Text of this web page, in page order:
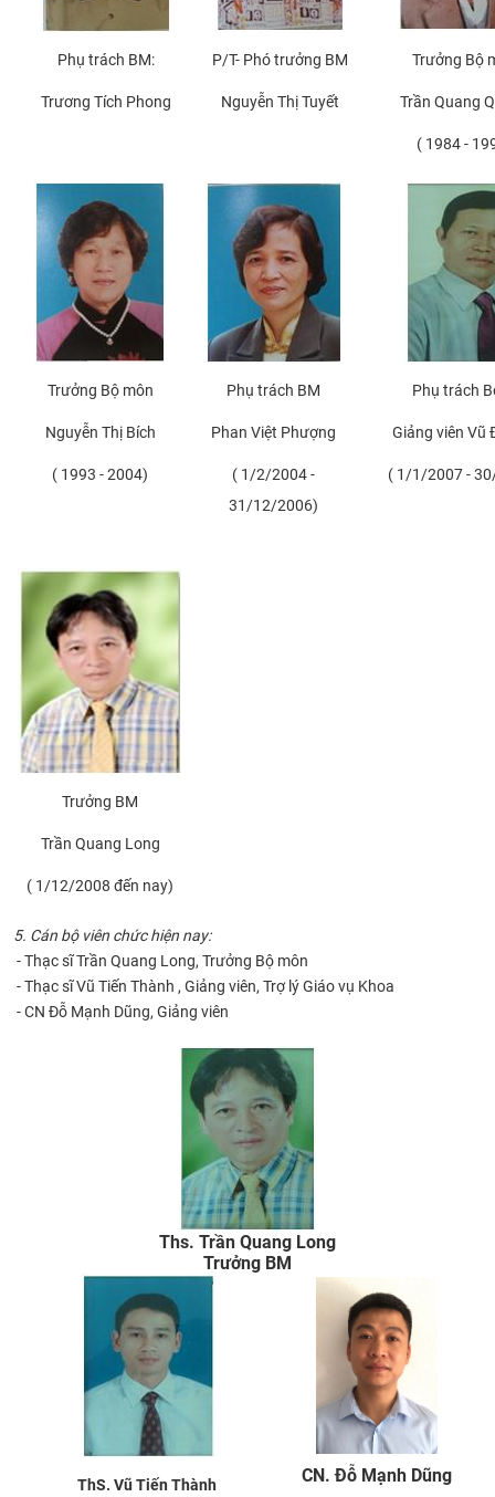
Phụ trách BM:
Trương Tích Phong
P/T- Phó trưởng BM
Nguyễn Thị Tuyết
Trưởng Bộ
Trần Quang
( 1984 -
Trưởng Bộ môn
Nguyễn Thị Bích
( 1993 - 2004)
Phụ trách BM
Phan Việt Phượng
( 1/2/2004 -
31/12/2006)
Phụ trách
Giảng viên Vũ
( 1/1/2007 -
Trưởng BM
Trần Quang Long
( 1/12/2008 đến nay)
5. Cán bộ viên chức hiện nay:
- Thạc sĩ Trần Quang Long, Trưởng Bộ môn
- Thạc sĩ Vũ Tiến Thành , Giảng viên, Trợ lý Giáo vụ Khoa
- CN Đỗ Mạnh Dũng, Giảng viên
Ths. Trần Quang Long
Trưởng BM
ThS. Vũ Tiến Thành CN. Đỗ Mạnh Dũng